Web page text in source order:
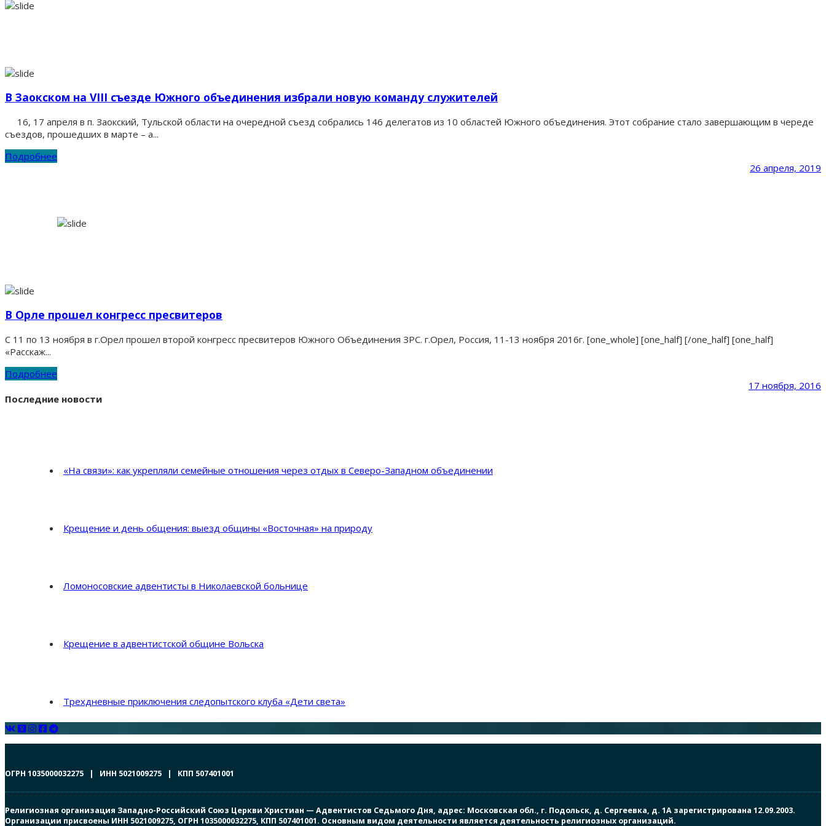
В Заокском на VIII съезде Южного объединения избрали новую команду служителей
16, 17 апреля в п. Заокский, Тульской области на очередной съезд собрались 146 делегатов из 10 областей Южного объединения. Этот собрание стало завершающим в череде
съездов, прошедших в марте – а...
Подробнее
26 апреля, 2019
В Орле прошел конгресс пресвитеров
С 11 по 13 ноября в г.Орел прошел второй конгресс пресвитеров Южного Объединения ЗРС. г.Орел, Россия, 11-13 ноября 2016г. [one_whole] [one_half] [/one_half] [one_half]
«Расскаж...
Подробнее
17 ноября, 2016
Последние новости
«На связи»: как укрепляли семейные отношения через отдых в Северо-Западном объединении
Крещение и день общения: выезд общины «Восточная» на природу
Ломоносовские адвентисты в Николаевской больнице
Крещение в адвентистской общине Вольска
Трехдневные приключения следопытского клуба «Дети света»
ОГРН 1035000032275 | ИНН 5021009275 | КПП 507401001
Религиозная организация Западно-Российский Союз Церкви Христиан — Адвентистов Седьмого Дня, адрес: Московская обл., г. Подольск, д. Сергеевка, д. 1А зарегистрирована 12.09.2003.
Организации присвоены ИНН 5021009275, ОГРН 1035000032275, КПП 507401001. Основным видом деятельности является деятельность религиозных организаций.